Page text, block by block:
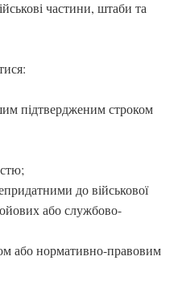
частини, штаби та
підтвердженим строком
до військової
або службово-
або нормативно-правовим